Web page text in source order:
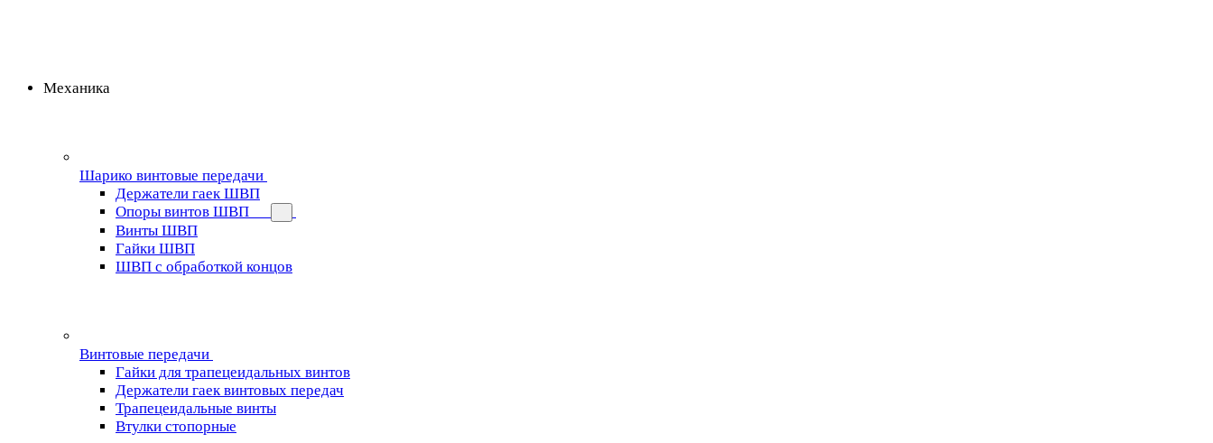
Механика
Шарико винтовые передачи
Держатели гаек ШВП
Опоры винтов ШВП
Винты ШВП
Гайки ШВП
ШВП с обработкой концов
Винтовые передачи
Гайки для трапецеидальных винтов
Держатели гаек винтовых передач
Трапецеидальные винты
Втулки стопорные